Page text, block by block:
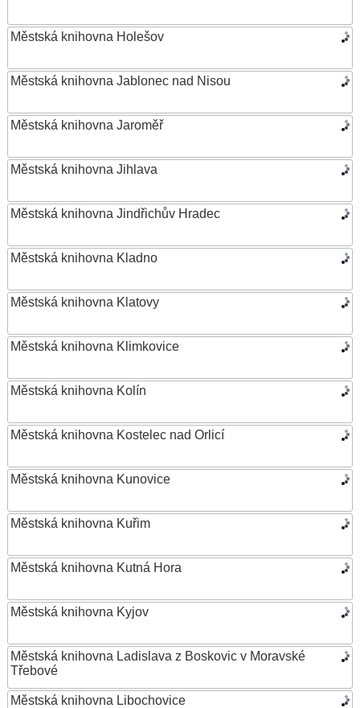
Městská knihovna Holešov
Městská knihovna Jablonec nad Nisou
Městská knihovna Jaroměř
Městská knihovna Jihlava
Městská knihovna Jindřichův Hradec
Městská knihovna Kladno
Městská knihovna Klatovy
Městská knihovna Klimkovice
Městská knihovna Kolín
Městská knihovna Kostelec nad Orlicí
Městská knihovna Kunovice
Městská knihovna Kuřim
Městská knihovna Kutná Hora
Městská knihovna Kyjov
Městská knihovna Ladislava z Boskovic v Moravské
Třebové
Městská knihovna Libochovice